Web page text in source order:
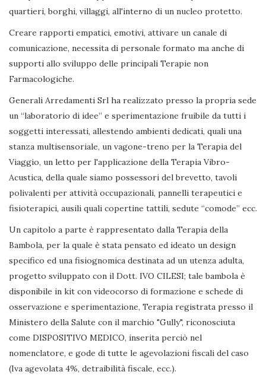
quartieri, borghi, villaggi, all'interno di un nucleo protetto.
Creare rapporti empatici, emotivi, attivare un canale di
comunicazione, necessita di personale formato ma anche di
supporti allo sviluppo delle principali Terapie non
Farmacologiche.
Generali Arredamenti Srl ha realizzato presso la propria sede
un “laboratorio di idee” e sperimentazione fruibile da tutti i
soggetti interessati, allestendo ambienti dedicati, quali una
stanza multisensoriale, un vagone-treno per la Terapia del
Viaggio, un letto per l'applicazione della Terapia Vibro-
Acustica, della quale siamo possessori del brevetto, tavoli
polivalenti per attività occupazionali, pannelli terapeutici e
fisioterapici, ausili quali copertine tattili, sedute “comode” ecc.
Un capitolo a parte è rappresentato dalla Terapia della
Bambola, per la quale è stata pensato ed ideato un design
specifico ed una fisiognomica destinata ad un utenza adulta,
progetto sviluppato con il Dott. IVO CILESI; tale bambola è
disponibile in kit con videocorso di formazione e schede di
osservazione e sperimentazione, Terapia registrata presso il
Ministero della Salute con il marchio "Gully", riconosciuta
come DISPOSITIVO MEDICO, inserita perciò nel
nomenclatore, e gode di tutte le agevolazioni fiscali del caso
(Iva agevolata 4%, detraibilità fiscale, ecc.).